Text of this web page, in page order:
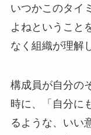
いつかこのタイ
よねということ
なく組織が理解
構成員が自分の
時に、「自分に
るような、いい